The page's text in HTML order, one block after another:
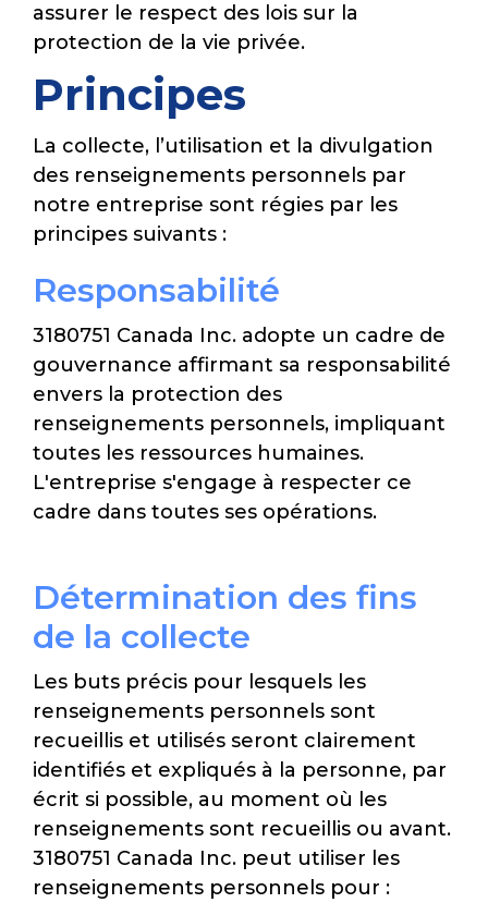
assurer le respect des lois sur la
protection de la vie privée.
Principes
La collecte, l’utilisation et la divulgation
des renseignements personnels par
notre entreprise sont régies par les
principes suivants :
Responsabilité
3180751 Canada Inc. adopte un cadre de
gouvernance affirmant sa responsabilité
envers la protection des
renseignements personnels, impliquant
toutes les ressources humaines.
L'entreprise s'engage à respecter ce
cadre dans toutes ses opérations.
Détermination des fins
de la collecte
Les buts précis pour lesquels les
renseignements personnels sont
recueillis et utilisés seront clairement
identifiés et expliqués à la personne, par
écrit si possible, au moment où les
renseignements sont recueillis ou avant.
3180751 Canada Inc. peut utiliser les
renseignements personnels pour :